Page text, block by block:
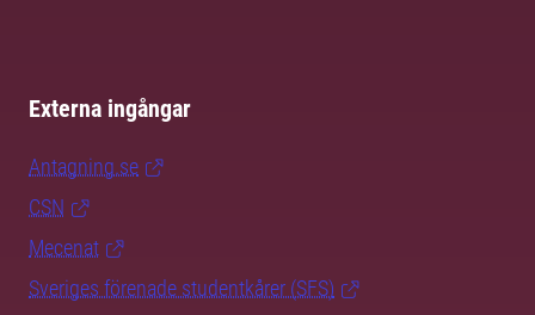
Externa ingångar
Antagning.se
CSN
Mecenat
Sveriges förenade studentkårer (SFS)